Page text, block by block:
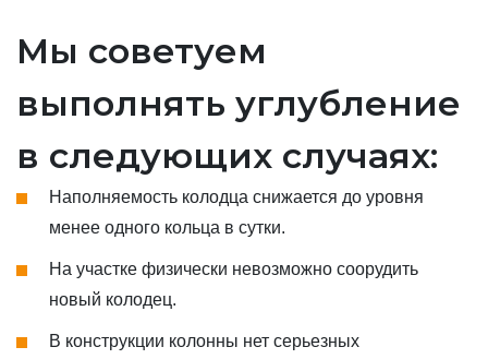
Мы советуем
выполнять углубление
в следующих случаях:
Наполняемость колодца снижается до уровня
менее одного кольца в сутки.
На участке физически невозможно соорудить
новый колодец.
В конструкции колонны нет серьезных